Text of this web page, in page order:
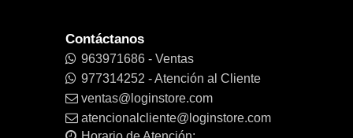
Contáctanos
963971686 - Ventas
977314252 - Atención al Cliente
ventas@loginstore.com
atencionalcliente@loginstore.com